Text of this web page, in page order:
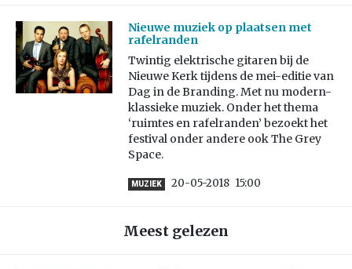
Nieuwe muziek op plaatsen met
rafelranden
Twintig elektrische gitaren bij de
Nieuwe Kerk tijdens de mei-editie van
Dag in de Branding. Met nu modern-
klassieke muziek. Onder het thema
‘ruimtes en rafelranden’ bezoekt het
festival onder andere ook The Grey
Space.
MUZIEK 20-05-2018 15:00
Meest gelezen